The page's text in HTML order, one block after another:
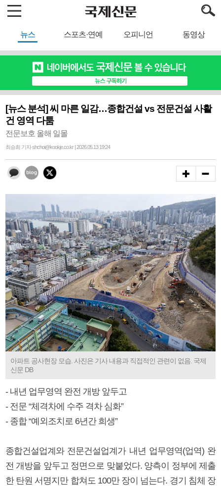
뉴스 스포츠·연예 오피니언 동영상
[뉴스 분석] 씨 마른 일감…종합건설 vs 전문건설 사활
건 영역 다툼
전문보호 올해 일몰
최승희 기자 shchoi@kookje.co.kr | 2026.05.13 19:24
아파트 공사현장 모습. 사진은 기사 내용과 직접적인 관련이 없음. 국제
신문 DB
- 내년 업무영역 완전 개방 앞두고
- 전문 “체격차에 수주 격차 심화”
- 종합 “예외조치로 6년간 희생”
종합건설업계와 전문건설업계가 내년 업무영역(업역) 완
전 개방을 앞두고 정면으로 맞붙었다. 양측이 정부에 제출
한 탄원 서명지만 합쳐도 100만 장이 넘는다. 경기 침체 장